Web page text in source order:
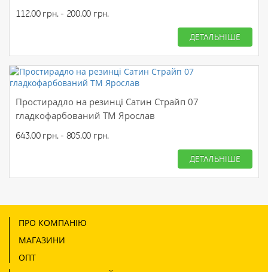
112.00 грн. - 200.00 грн.
ДЕТАЛЬНІШЕ
Простирадло на резинці Сатин Страйп 07
гладкофарбований ТМ Ярослав
643.00 грн. - 805.00 грн.
ДЕТАЛЬНІШЕ
ПРО КОМПАНІЮ
МАГАЗИНИ
ОПТ